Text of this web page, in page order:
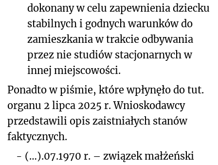
dokonany w celu zapewnienia dziecku
stabilnych i godnych warunków do
zamieszkania w trakcie odbywania
przez nie studiów stacjonarnych w
innej miejscowości.
Ponadto w piśmie, które wpłynęło do tut.
organu 2 lipca 2025 r. Wnioskodawcy
przedstawili opis zaistniałych stanów
faktycznych.
- (…).07.1970 r. – związek małżeński